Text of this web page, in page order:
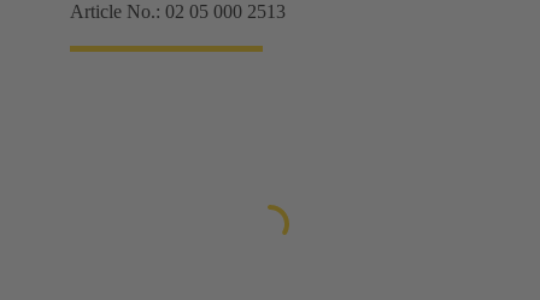
Article No.: 02 05 000 2513